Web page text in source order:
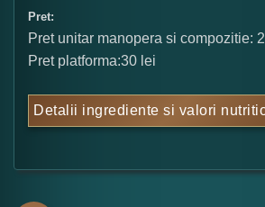
Pret:
Pret unitar manopera si compozitie:
Pret platforma:30 lei
Detalii ingrediente si valori